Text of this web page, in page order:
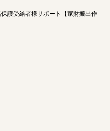
護受給者様サポート【家財搬出作